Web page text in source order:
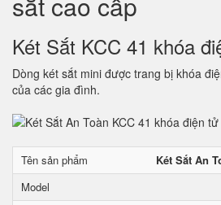
Két Sắt KCC 41 khóa
Dòng két sắt mini được trang bị khóa
của các gia đình.
Tên sản phẩm
Két Sắt An
Model